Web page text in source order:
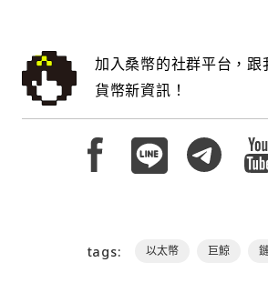
加入桑幣的社群平台，跟
貨幣新資訊！
tags: 以太幣 巨鯨